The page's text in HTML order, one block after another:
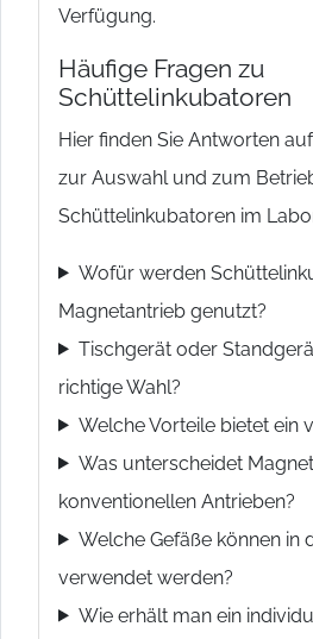
Verfügung.
Häufige Fragen zu
Schüttelinkubatoren
Hier finden Sie Antworten
zur Auswahl und zum
Schüttelinkubatoren im
Wofür werden
Magnetantrieb genutzt?
Tischgerät oder
richtige Wahl?
Welche Vorteile bietet ein
Was unterscheidet
konventionellen Antrieben?
Welche Gefäße können in
verwendet werden?
Wie erhält man ein